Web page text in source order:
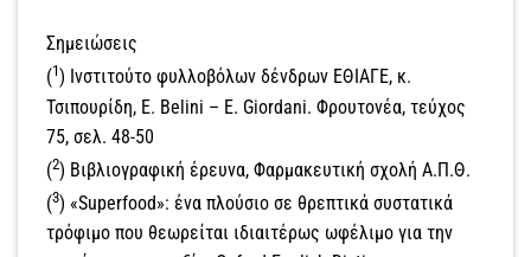
Σημειώσεις
(1) Ινστιτούτο φυλλοβόλων δένδρων ΕΘΙΑΓΕ, κ.
Τσιπουρίδη, E. Belini – E. Giordani. Φρουτονέα, τεύχος
75, σελ. 48-50
(2) Βιβλιογραφική έρευνα, Φαρμακευτική σχολή Α.Π.Θ.
(3) «Superfood»: ένα πλούσιο σε θρεπτικά συστατικά
τρόφιμο που θεωρείται ιδιαιτέρως ωφέλιμο για την